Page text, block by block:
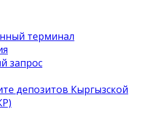
терминал
запрос
депозитов Кыргызской